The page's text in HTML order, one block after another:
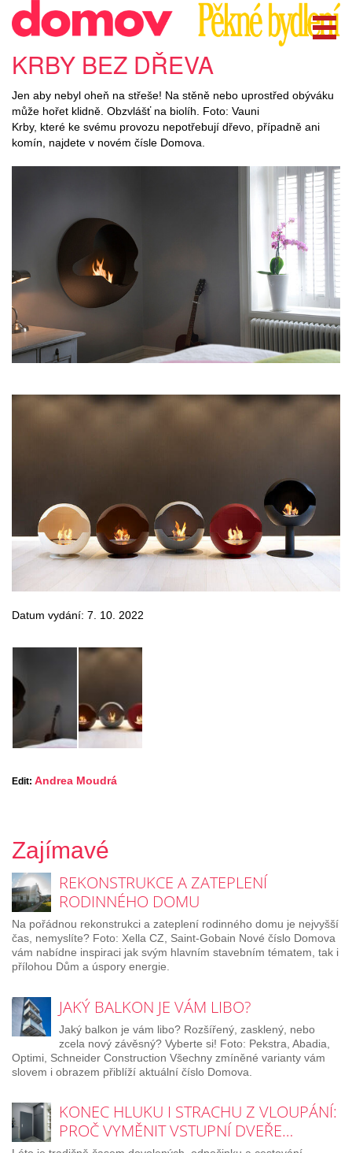
KRBY BEZ DŘEVA
Jen aby nebyl oheň na střeše! Na stěně nebo uprostřed obýváku
může hořet klidně. Obzvlášť na biolíh. Foto: Vauni
Krby, které ke svému provozu nepotřebují dřevo, případně ani
komín, najdete v novém čísle Domova.
Datum vydání: 7. 10. 2022
Edit: Andrea Moudrá
Zajímavé
REKONSTRUKCE A ZATEPLENÍ
RODINNÉHO DOMU
Na pořádnou rekonstrukci a zateplení rodinného domu je nejvyšší
čas, nemyslíte? Foto: Xella CZ, Saint-Gobain Nové číslo Domova
vám nabídne inspiraci jak svým hlavním stavebním tématem, tak i
přílohou Dům a úspory energie.
JAKÝ BALKON JE VÁM LIBO?
Jaký balkon je vám libo? Rozšířený, zasklený, nebo
zcela nový závěsný? Vyberte si! Foto: Pekstra, Abadia,
Optimi, Schneider Construction Všechny zmíněné varianty vám
slovem i obrazem přiblíží aktuální číslo Domova.
KONEC HLUKU I STRACHU Z VLOUPÁNÍ:
PROČ VYMĚNIT VSTUPNÍ DVEŘE…